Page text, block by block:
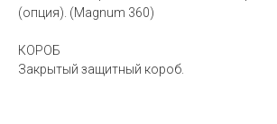
(опция). (Magnum 360)
КОРОБ
Закрытый защитный короб.